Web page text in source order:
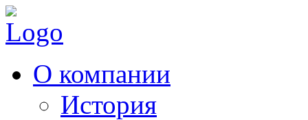
О компании
История